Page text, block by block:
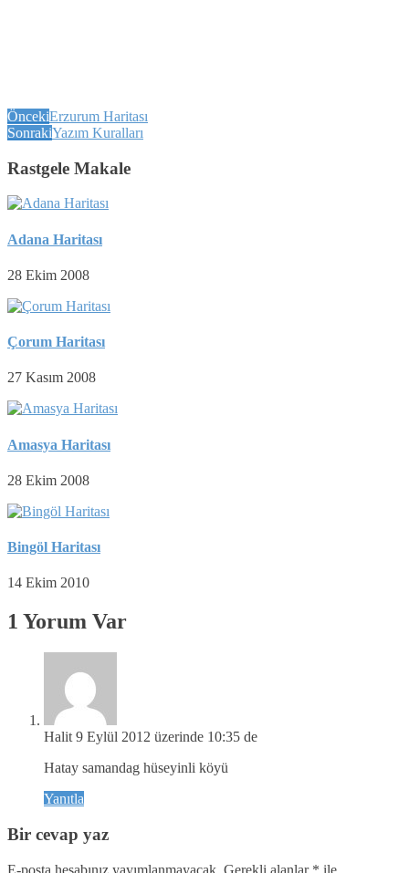
ÖncekiErzurum Haritası
SonrakiYazım Kuralları
Rastgele Makale
Adana Haritası
28 Ekim 2008
Çorum Haritası
27 Kasım 2008
Amasya Haritası
28 Ekim 2008
Bingöl Haritası
14 Ekim 2010
1 Yorum Var
Halit 9 Eylül 2012 üzerinde 10:35 de
Hatay samandag hüseyinli köyü
Yanıtla
Bir cevap yaz
E-posta hesabınız yayımlanmayacak. Gerekli alanlar * ile